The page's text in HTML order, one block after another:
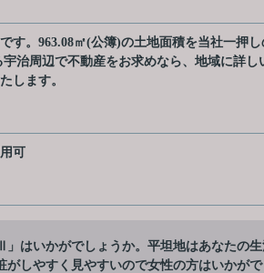
す。963.08㎡(公簿)の土地面積を当社一押し
治周辺で不動産をお求めなら、地域に詳し
します。
可
はいかがでしょうか。平坦地はあなたの
しやすく見やすいので女性の方はいかが